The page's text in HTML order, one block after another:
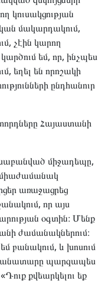
կուսակցության
մակարդակում,
չէին կարող
եմ, որ, ինչպես
եղել են որոշակի
ընդհանուր
Հայաստանի
միջադեպը,
միաժամանակ
առաջացրեց
որ այս
օգտին։ Մենք
ժամանակներում։
բանակում, և խոսում
պարզապես
քվեարկելու եք